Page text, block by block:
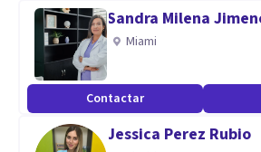
Sandra Milena
Miami
Contactar
Jessica Perez Rubio